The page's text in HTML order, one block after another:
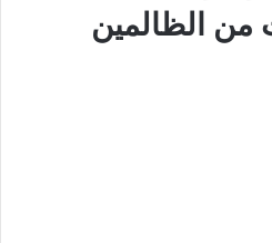
من الظالمين